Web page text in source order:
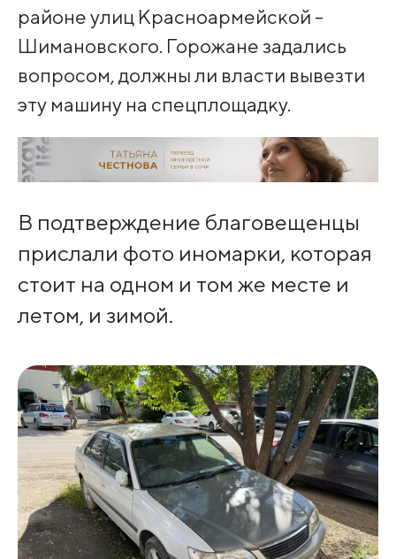
районе улиц Красноармейской -
Шимановского. Горожане задались
вопросом, должны ли власти вывезти
эту машину на спецплощадку.
В подтверждение благовещенцы
прислали фото иномарки, которая
стоит на одном и том же месте и
летом, и зимой.